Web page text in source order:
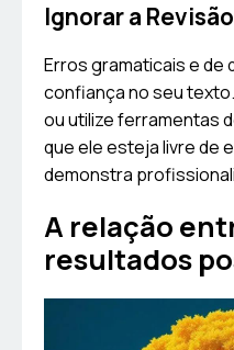
Ignorar a Revisão
Erros gramaticais e de
confiança no seu
ou utilize ferramentas
que ele esteja livre de
demonstra
A relação
resultados